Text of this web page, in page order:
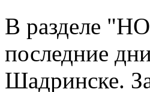
В разделе
последние
Шадринске.